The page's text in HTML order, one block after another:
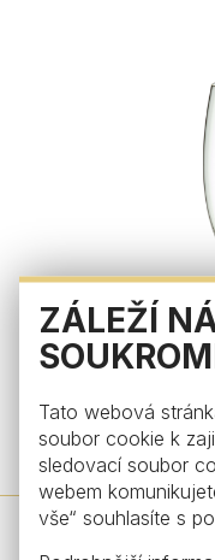
ZÁLEŽÍ
Tato webová
soubor cookie k
sledovací soubor
webem
vše“ souhlasíte s